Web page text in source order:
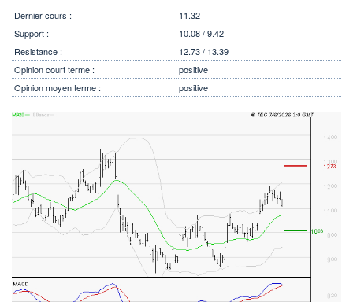
Dernier cours :
11.32
Support :
10.08 / 9.42
Resistance :
12.73 / 13.39
Opinion court terme :
positive
Opinion moyen terme :
positive